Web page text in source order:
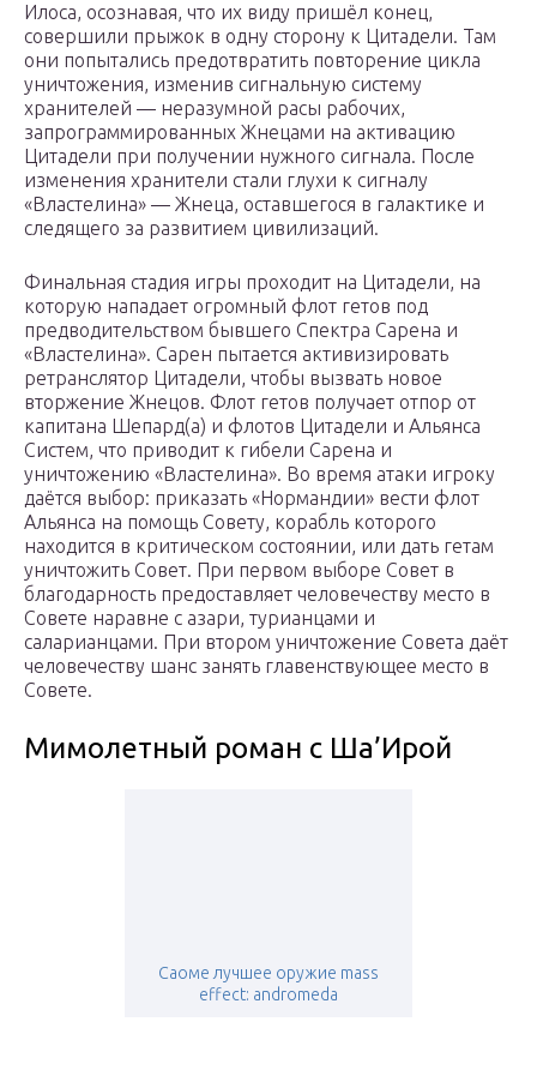
Илоса, осознавая, что их виду пришёл конец,
совершили прыжок в одну сторону к Цитадели. Там
они попытались предотвратить повторение цикла
уничтожения, изменив сигнальную систему
хранителей — неразумной расы рабочих,
запрограммированных Жнецами на активацию
Цитадели при получении нужного сигнала. После
изменения хранители стали глухи к сигналу
«Властелина» — Жнеца, оставшегося в галактике и
следящего за развитием цивилизаций.
Финальная стадия игры проходит на Цитадели, на
которую нападает огромный флот гетов под
предводительством бывшего Спектра Сарена и
«Властелина». Сарен пытается активизировать
ретранслятор Цитадели, чтобы вызвать новое
вторжение Жнецов. Флот гетов получает отпор от
капитана Шепард(а) и флотов Цитадели и Альянса
Систем, что приводит к гибели Сарена и
уничтожению «Властелина». Во время атаки игроку
даётся выбор: приказать «Нормандии» вести флот
Альянса на помощь Совету, корабль которого
находится в критическом состоянии, или дать гетам
уничтожить Совет. При первом выборе Совет в
благодарность предоставляет человечеству место в
Совете наравне с азари, турианцами и
саларианцами. При втором уничтожение Совета даёт
человечеству шанс занять главенствующее место в
Совете.
Мимолетный роман с Ша’Ирой
Саоме лучшее оружие mass
effect: andromeda